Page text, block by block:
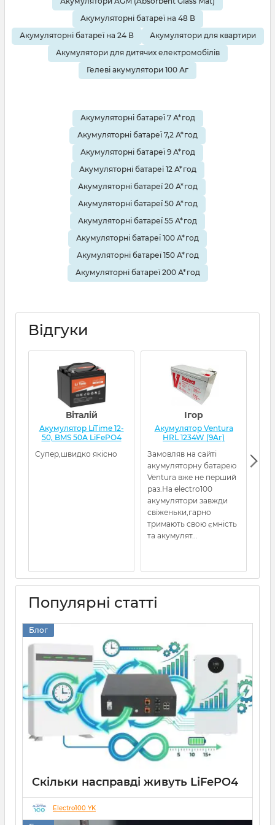
Акумуляторні батареї на 48 В
Акумуляторні батареї на 24 В
Акумулятори для квартири
Акумулятори для дитячих електромобілів
Гелеві акумулятори 100 Аг
Акумуляторні батареї 7 А*год
Акумуляторні батареї 7,2 А*год
Акумуляторні батареї 9 А*год
Акумуляторні батареї 12 А*год
Акумуляторні батареї 20 А*год
Акумуляторні батареї 50 А*год
Акумуляторні батареї 55 А*год
Акумуляторні батареї 100 А*год
Акумуляторні батареї 150 А*год
Акумуляторні батареї 200 А*год
Відгуки
Віталій
Акумулятор LiTime 12-
50, BMS 50А LiFePO4
Супер,швидко якісно
Ігор
Акумулятор Ventura
HRL 1234W (9Aг)
Замовляв на сайті
акумуляторну батарею
Ventura вже не перший
раз.На electro100
акумулятори завжди
свіженьки,гарно
тримають свою ємність
та акумулят...
Популярні статті
Блог
Скільки насправді живуть LiFePO4
акумулятори: вся правда про
цикли заряду-розряду
Electro100 YK